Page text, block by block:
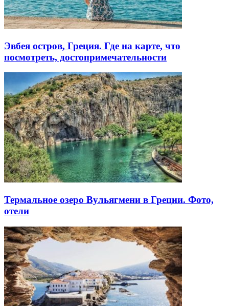
Эвбея остров, Греция. Где на карте, что
посмотреть, достопримечательности
Термальное озеро Вульягмени в Греции. Фото,
отели